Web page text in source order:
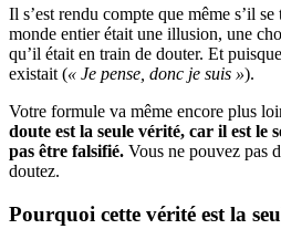
Il s’est rendu compte que même s’il
monde entier était une illusion, une
qu’il était en train de douter. Et
existait (« Je pense, donc je suis »).
Votre formule va même encore plus
doute est la seule vérité, car il est le
pas être falsifié. Vous ne pouvez pas
doutez.
Pourquoi cette vérité est la